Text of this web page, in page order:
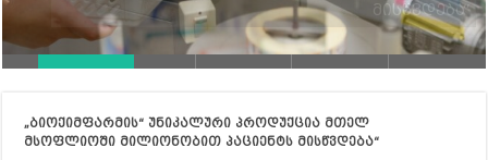
მწარმოებლებმაც გააიაფეს
„ბიოქიმფარმის“ უნიკალური პროდუქცია მთელ
მსოფლიოში მილიონობით პაციენტს მისწვდება“